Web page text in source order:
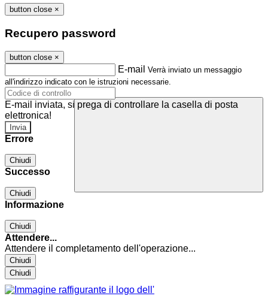
button close ×
Recupero password
button close ×
E-mail Verrà inviato un messaggio
all'indirizzo indicato con le istruzioni necessarie.
E-mail inviata, si prega di controllare la casella di posta
elettronica!
Errore
Chiudi
Successo
Chiudi
Informazione
Chiudi
Attendere...
Attendere il completamento dell'operazione...
Chiudi
Chiudi